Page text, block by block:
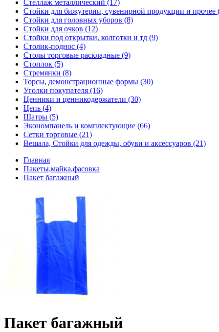
Стеллаж металлический (17)
Стойки для бижутерии, сувенирной продукции и прочее
Стойки для головных уборов (8)
Стойки для очков (12)
Стойки под открытки, колготки и тд (9)
Столик-поднос (4)
Столы торговые раскладные (9)
Стоплок (5)
Стремянки (8)
Торсы, демонстрационные формы (30)
Уголки покупателя (16)
Ценники и ценникодержатели (30)
Цепь (4)
Шатры (5)
Экономпанель и комплектующие (66)
Сетки торговые (21)
Вешала, Стойки для одежды, обуви и аксессуаров (21)
Главная
Пакеты,майка,фасовка
Пакет багажный
Пакет багажный